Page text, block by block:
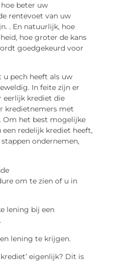
beter uw
rentevoet van uw
. En natuurlijk, hoe
hoe groter de kans
goedgekeurd voor
pech heeft als uw
In feite zijn er
eerlijk krediet die
kredietnemers met
Om het best mogelijke
redelijk krediet heeft,
ondernemen,
om te zien of u in
lening bij een
lening te krijgen.
eigenlijk? Dit is